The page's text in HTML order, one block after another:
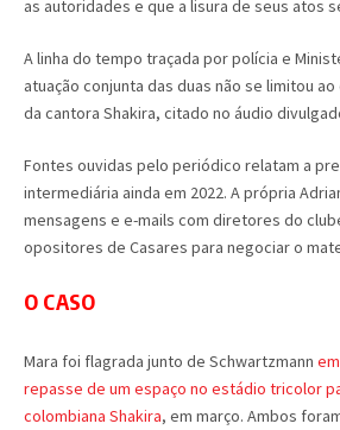
as autoridades e que a lisura de seus atos
A linha do tempo traçada por polícia e
atuação conjunta das duas não se limitou
da cantora Shakira, citado no áudio
Fontes ouvidas pelo periódico relatam a
intermediária ainda em 2022. A própria
mensagens e e-mails com diretores do
opositores de Casares para negociar o
O CASO
Mara foi flagrada junto de Schwartzmann
repasse de um espaço no estádio tricolor
colombiana Shakira, em março. Ambos